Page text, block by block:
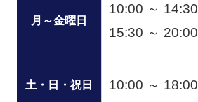
月～金曜日
10:00 ～ 14:30
15:30 ～ 20:00
土・日・祝日 10:00 ～ 18:00